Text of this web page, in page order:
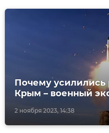
2 ноября 2023, 14:38
Почему усилились
Крым – военный